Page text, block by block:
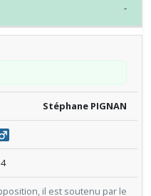
-
Stéphane PIGNAN
il est soutenu par le